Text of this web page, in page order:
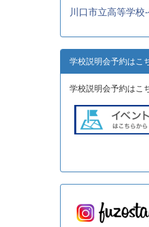
川口市立高等学校
学校説明会予約はこ
学校説明会予約はこ